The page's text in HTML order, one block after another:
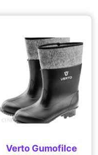
Verto Gumofilce